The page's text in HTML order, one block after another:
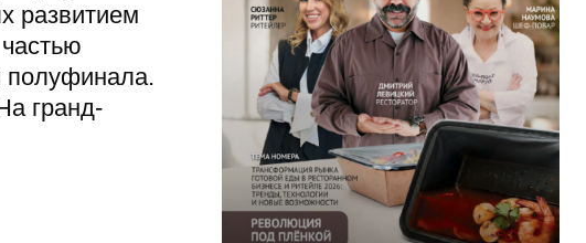
развитием
полуфинала.
гранд-